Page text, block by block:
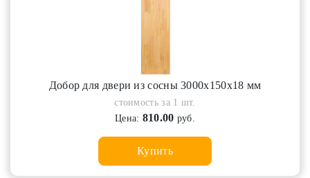
Добор для двери из сосны 3000х150х18 мм
стоимость за 1 шт.
Цена: 810.00 руб.
Купить